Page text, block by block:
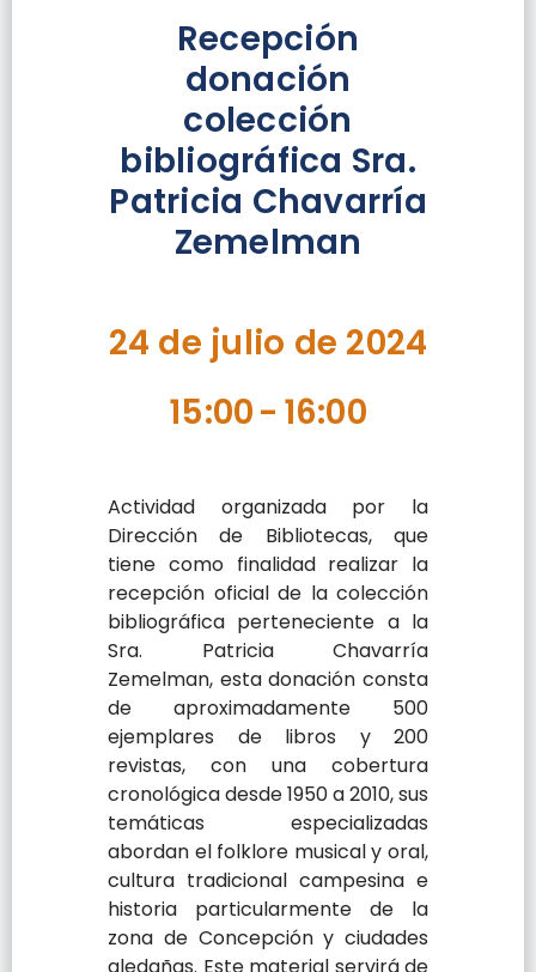
Recepción
donación
colección
bibliográfica Sra.
Patricia Chavarría
Zemelman
24 de julio de 2024
15:00- 16:00
Actividad organizada por la
Dirección de Bibliotecas, que
tiene como finalidad realizar la
recepción oficial de la colección
bibliográfica perteneciente a la
Sra. Patricia Chavarría
Zemelman, esta donación consta
de aproximadamente 500
ejemplares de libros y 200
revistas, con una cobertura
cronológica desde 1950 a 2010, sus
temáticas especializadas
abordan el folklore musical y oral,
cultura tradicional campesina e
historia particularmente de la
zona de Concepción y ciudades